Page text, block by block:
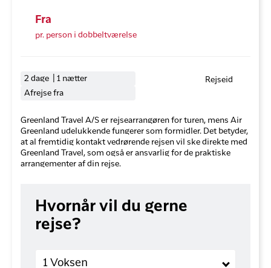
Fra
pr. person i dobbeltværelse
2 dage | 1 nætter
Afrejse fra
Rejseid
Greenland Travel A/S er rejsearrangøren for turen, mens Air
Greenland udelukkende fungerer som formidler. Det betyder,
at al fremtidig kontakt vedrørende rejsen vil ske direkte med
Greenland Travel, som også er ansvarlig for de praktiske
arrangementer af din rejse.
Hvornår vil du gerne
rejse?
1 Voksen